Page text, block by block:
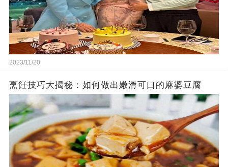
2023/11/20
烹飪技巧大揭秘：如何做出嫩滑可口的麻婆豆腐